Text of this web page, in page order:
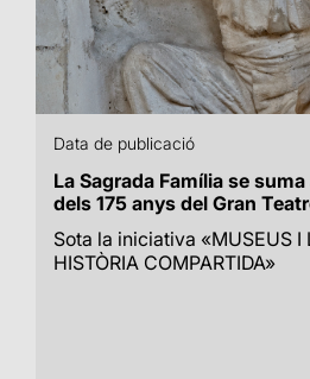
Data de publicació
La Sagrada Família se
dels 175 anys del Gran
Sota la iniciativa «MUSEUS I
HISTÒRIA COMPARTIDA»